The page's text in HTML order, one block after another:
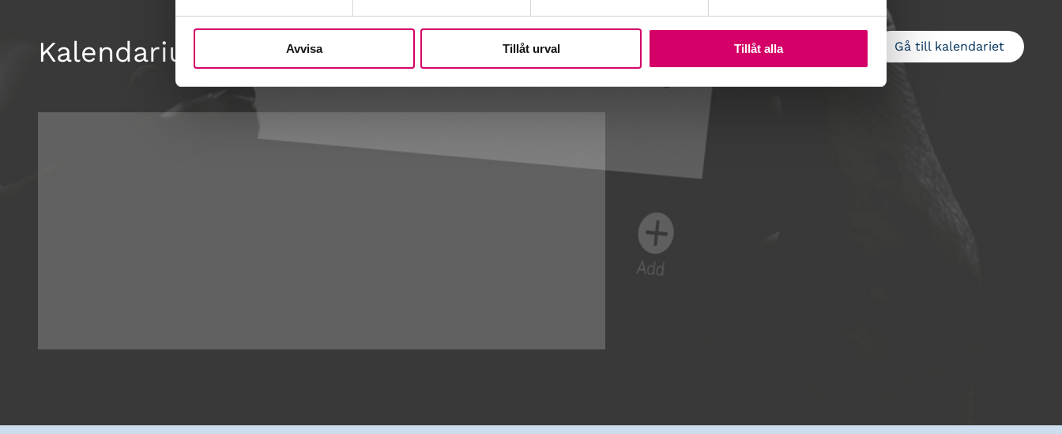
Avvisa Tillåt urval Tillåt alla
Kalendarium Gå till kalendariet
Lägg till i kalender